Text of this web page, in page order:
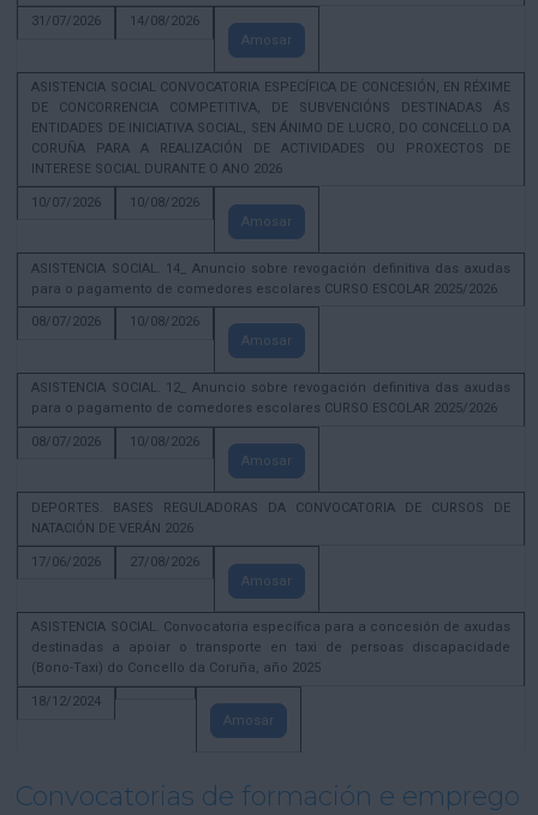
31/07/2026
14/08/2026
Amosar
ASISTENCIA SOCIAL CONVOCATORIA ESPECÍFICA DE CONCESIÓN, EN RÉXIME
DE CONCORRENCIA COMPETITIVA, DE SUBVENCIÓNS DESTINADAS ÁS
ENTIDADES DE INICIATIVA SOCIAL, SEN ÁNIMO DE LUCRO, DO CONCELLO DA
CORUÑA PARA A REALIZACIÓN DE ACTIVIDADES OU PROXECTOS DE
INTERESE SOCIAL DURANTE O ANO 2026
10/07/2026
10/08/2026
Amosar
ASISTENCIA SOCIAL. 14_ Anuncio sobre revogación definitiva das axudas
para o pagamento de comedores escolares CURSO ESCOLAR 2025/2026
08/07/2026
10/08/2026
Amosar
ASISTENCIA SOCIAL. 12_ Anuncio sobre revogación definitiva das axudas
para o pagamento de comedores escolares CURSO ESCOLAR 2025/2026
08/07/2026
10/08/2026
Amosar
DEPORTES. BASES REGULADORAS DA CONVOCATORIA DE CURSOS DE
NATACIÓN DE VERÁN 2026
17/06/2026
27/08/2026
Amosar
ASISTENCIA SOCIAL. Convocatoria específica para a concesión de axudas
destinadas a apoiar o transporte en taxi de persoas discapacidade
(Bono-Taxi) do Concello da Coruña, año 2025
18/12/2024
Amosar
Convocatorias de formación e emprego